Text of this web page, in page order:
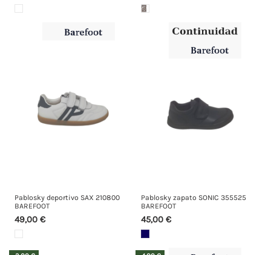
Pablosky deportivo SAX 210800
BAREFOOT
49,00 €
Pablosky zapato SONIC 355525
BAREFOOT
45,00 €